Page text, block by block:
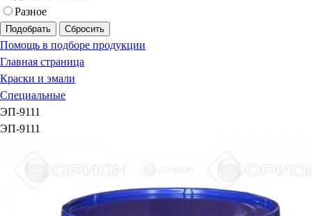
Разное
Подобрать Сбросить
Помощь в подборе продукции
Главная страница
Краски и эмали
Специальные
ЭП-9111
ЭП-9111